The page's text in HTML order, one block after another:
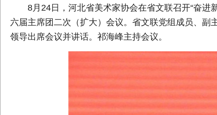
8月24日，河北省美术家协会在省文联召开“奋
六届主席团二次（扩大）会议。省文联党组成员、
领导出席会议并讲话。祁海峰主持会议。